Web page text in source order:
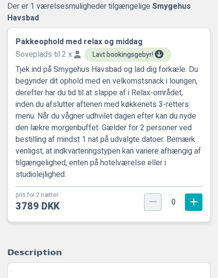
Der er 1 værelsesmuligheder tilgængelige Smygehus
Havsbad
Pakkeophold med relax og middag
Soveplads til 2 x
Lavt bookingsgebyr!
Tjek ind på Smygehus Havsbad og lad dig forkæle. Du
begynder dit ophold med en velkomstsnack i loungen,
derefter har du tid til at slappe af i Relax-området,
inden du afslutter aftenen med køkkenets 3-retters
menu. Når du vågner udhvilet dagen efter kan du nyde
den lækre morgenbuffet. Gælder for 2 personer ved
bestilling af mindst 1 nat på udvalgte datoer. Bemærk
venligst, at indkvarteringstypen kan variere afhængig af
tilgængelighed, enten på hotelværelse eller i
studiolejlighed.
pris for 2 nætter.
3789 DKK 0
Description